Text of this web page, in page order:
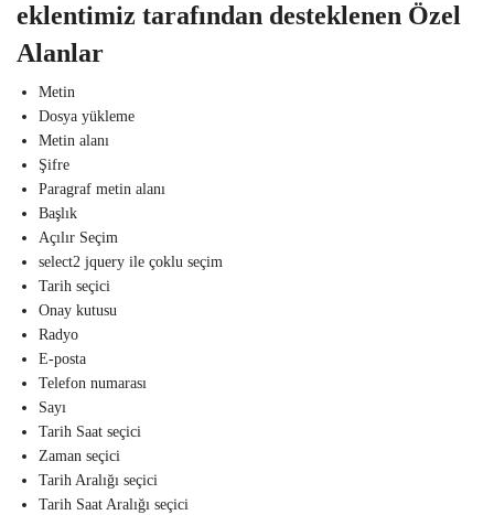
eklentimiz tarafından desteklenen Özel
Alanlar
Metin
Dosya yükleme
Metin alanı
Şifre
Paragraf metin alanı
Başlık
Açılır Seçim
select2 jquery ile çoklu seçim
Tarih seçici
Onay kutusu
Radyo
E-posta
Telefon numarası
Sayı
Tarih Saat seçici
Zaman seçici
Tarih Aralığı seçici
Tarih Saat Aralığı seçici